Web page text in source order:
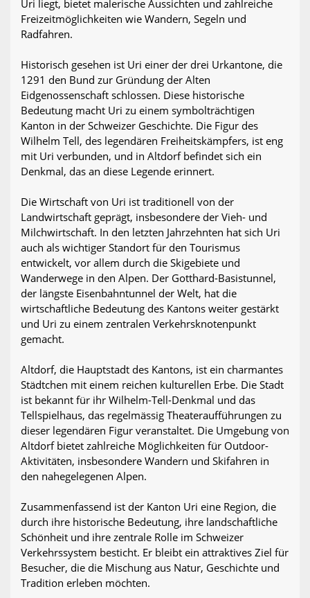
Uri liegt, bietet malerische Aussichten und zahlreiche
Freizeitmöglichkeiten wie Wandern, Segeln und
Radfahren.
Historisch gesehen ist Uri einer der drei Urkantone, die
1291 den Bund zur Gründung der Alten
Eidgenossenschaft schlossen. Diese historische
Bedeutung macht Uri zu einem symbolträchtigen
Kanton in der Schweizer Geschichte. Die Figur des
Wilhelm Tell, des legendären Freiheitskämpfers, ist eng
mit Uri verbunden, und in Altdorf befindet sich ein
Denkmal, das an diese Legende erinnert.
Die Wirtschaft von Uri ist traditionell von der
Landwirtschaft geprägt, insbesondere der Vieh- und
Milchwirtschaft. In den letzten Jahrzehnten hat sich Uri
auch als wichtiger Standort für den Tourismus
entwickelt, vor allem durch die Skigebiete und
Wanderwege in den Alpen. Der Gotthard-Basistunnel,
der längste Eisenbahntunnel der Welt, hat die
wirtschaftliche Bedeutung des Kantons weiter gestärkt
und Uri zu einem zentralen Verkehrsknotenpunkt
gemacht.
Altdorf, die Hauptstadt des Kantons, ist ein charmantes
Städtchen mit einem reichen kulturellen Erbe. Die Stadt
ist bekannt für ihr Wilhelm-Tell-Denkmal und das
Tellspielhaus, das regelmässig Theateraufführungen zu
dieser legendären Figur veranstaltet. Die Umgebung von
Altdorf bietet zahlreiche Möglichkeiten für Outdoor-
Aktivitäten, insbesondere Wandern und Skifahren in
den nahegelegenen Alpen.
Zusammenfassend ist der Kanton Uri eine Region, die
durch ihre historische Bedeutung, ihre landschaftliche
Schönheit und ihre zentrale Rolle im Schweizer
Verkehrssystem besticht. Er bleibt ein attraktives Ziel für
Besucher, die die Mischung aus Natur, Geschichte und
Tradition erleben möchten.